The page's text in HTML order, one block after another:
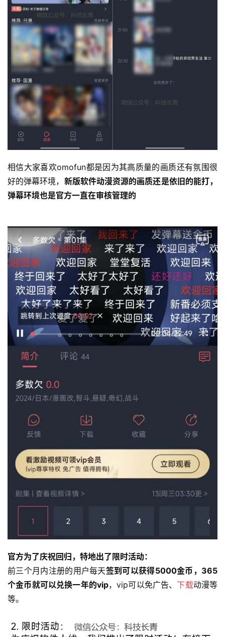
相信大家喜欢omofun都是因为其高质量的画质还有氛围很
好的弹幕环境， 新版软件动漫资源的画质还是依旧的能打，
弹幕环境也是官方一直在审核管理的
官方为了庆祝回归，特地出了限时活动：
前三个月内注册的用户每天签到可以获得5000金币，365
个金币就可以兑换一年的vip，vip可以免广告、 下载动漫等
等。